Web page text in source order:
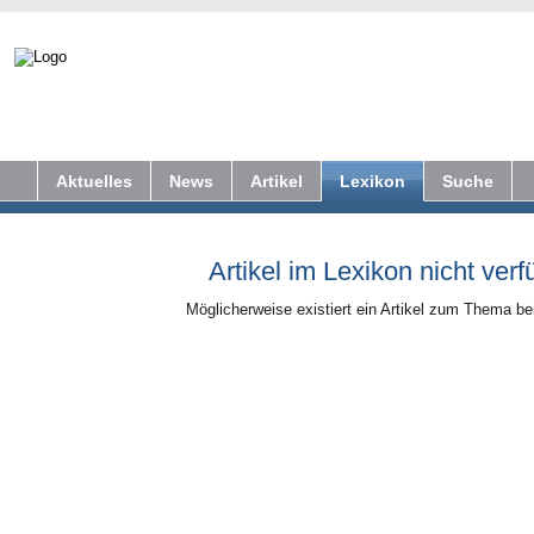
Aktuelles News Artikel Lexikon Suche
Artikel im Lexikon nicht
Möglicherweise existiert ein Artikel zum Thema